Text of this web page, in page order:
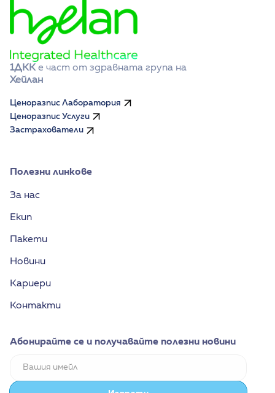
1ДКК
Хейлан
Ценоразпис Лаборатория
Ценоразпис Услуги
Застрахователи
Полезни линкове
За нас
Екип
Пакети
Новини
Кариери
Контакти
Абонирайте се и получавайте полезни новини